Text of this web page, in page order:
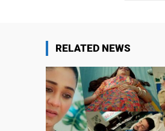
RELATED NEWS